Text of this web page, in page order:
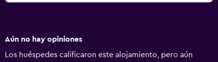
Aún no hay opiniones
Los huéspedes calificaron este alojamiento, pero aún